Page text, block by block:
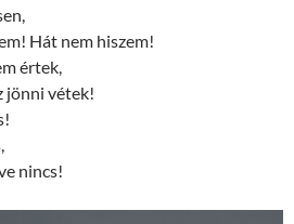
Hát nem hiszem!
értek,
jönni vétek!
nincs!